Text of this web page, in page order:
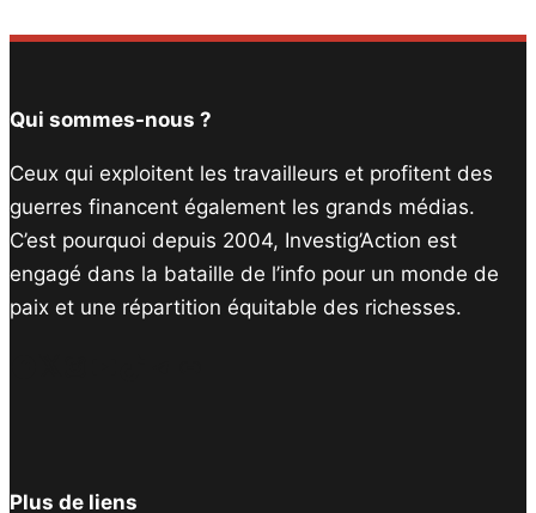
Qui sommes-nous ?
Ceux qui exploitent les travailleurs et profitent des
guerres financent également les grands médias.
C’est pourquoi depuis 2004, Investig’Action est
engagé dans la bataille de l’info pour un monde de
paix et une répartition équitable des richesses.
Plus de liens